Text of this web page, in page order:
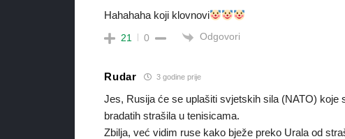
Hahahaha koji klovnovi
21 0 Odgovori
Rudar 3 godine prije
Jes, Rusija će se uplašiti svjetskih sila (NATO) koje
bradatih strašila u tenisicama.
Zbilja, već vidim ruse kako bježe preko Urala od